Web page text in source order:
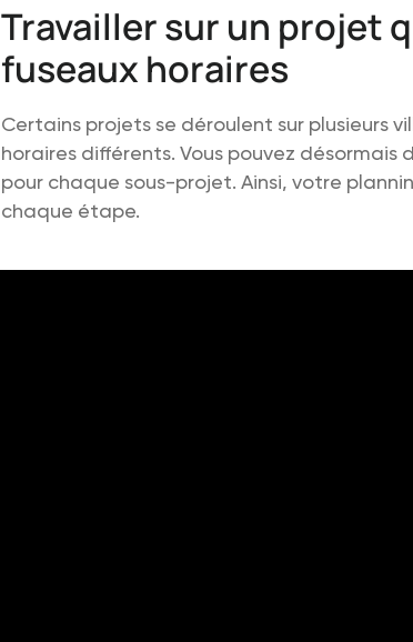
Travailler sur un projet
fuseaux horaires
Certains projets se déroulent sur plusieurs
horaires différents. Vous pouvez désormais
pour chaque sous-projet. Ainsi, votre
chaque étape.